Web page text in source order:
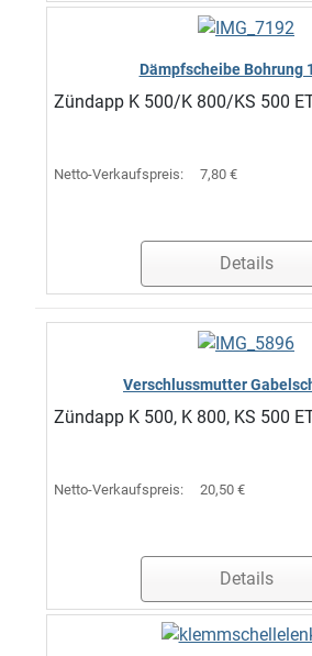
Dämpfscheibe Bohrung
Zündapp K 500/K 800/KS 500
Netto-Verkaufspreis: 7,80 €
Details
Verschlussmutter
Zündapp K 500, K 800, KS 500
Netto-Verkaufspreis: 20,50 €
Details